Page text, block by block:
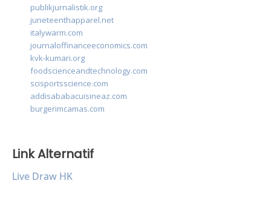
publikjurnalistik.org
juneteenthapparel.net
italywarm.com
journaloffinanceeconomics.com
kvk-kumari.org
foodscienceandtechnology.com
scisportsscience.com
addisababacuisineaz.com
burgerimcamas.com
Link Alternatif
Live Draw HK